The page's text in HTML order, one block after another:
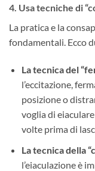
4. ​ Usa tecniche di
La pratica e la
fondamentali. Ecco
La tecnica del
l’eccitazione,
posizione o
voglia di
volte prima di
La tecnica della
l’eiaculazione è